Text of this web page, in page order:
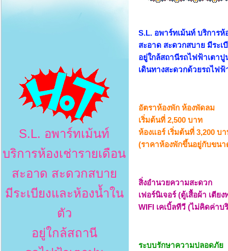
S.L. อพาร์ทเม้นท์
บริการห้องเช่ารายเดือน
สะอาด สะดวกสบาย
มีระเบียงและห้องน้ำใน
ตัว
อยู่ใกล้สถานี
S.L. อพาร์ทเม้นท์ บริการห้
สะอาด สะดวกสบาย มีระเ
อยู่ใกล้สถานีรถไฟฟ้าเตาปู
เดินทางสะดวกด้วยรถไฟฟ้
อัตราห้องพัก ห้องพัดลม
เริ่มต้นที่ 2,500 บาท
ห้องแอร์ เริ่มต้นที่ 3,200 บ
(ราคาห้องพักขึ้นอยู่กับขนา
สิ่งอำนวยความสะดวก
เฟอร์นิเจอร์ (ตู้เสื้อผ้า เตีย
WIFI เคเบิ้ลทีวี (ไม่คิดค่า
ระบบรักษาความปลอดภัย